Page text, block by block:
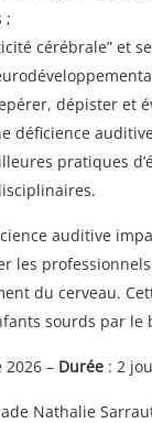
;
cérébrale” et
dépister et
déficience
pratiques
auditive
les
du cerveau.
sourds par
2026 – Durée : 2
Nathalie